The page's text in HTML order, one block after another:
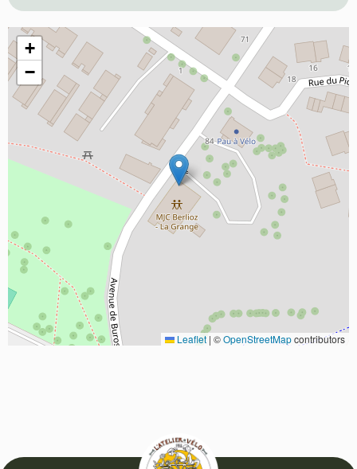
+
−
Leaflet | ©OpenStreetMapcontributors